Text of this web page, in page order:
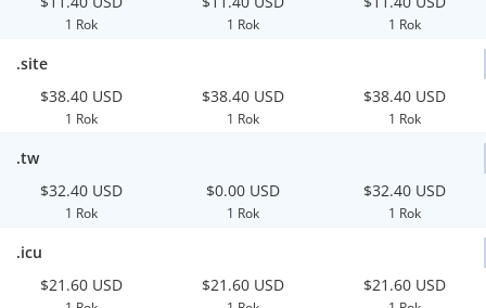
1 Rok 1 Rok 1 Rok
.site
$38.40 USD
1 Rok
$38.40 USD
1 Rok
$38.40 USD
1 Rok
.tw
$32.40 USD
1 Rok
$0.00 USD
1 Rok
$32.40 USD
1 Rok
.icu
$21.60 USD
$21.60 USD $21.60 USD